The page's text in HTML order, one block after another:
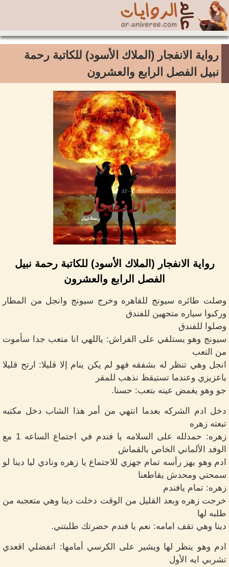
رواية الانفجار (الملاك الأسود) للكاتبة رحمة
نبيل الفصل الرابع والعشرون
رواية الانفجار (الملاك الأسود) للكاتبة رحمة نبيل
الفصل الرابع والعشرون
وصلت طائره سيونج للقاهره وخرج سيونج وانجل من المطار
وركبوا سياره متجهين للفندق
وصلوا للفندق
سيونج وهو يستلقي على الفراش: ياللهي انا متعب جدا سأموت
من التعب
انجل وهي تنظر له بشفقه فهو لم يكن ينام إلا قليلا: ارتح قليلا
ياعزيزي وعندما تستيقظ نذهب للمقر
جو وهو يغمض عينه بتعب: حسنا.
دخل ادم الشركه بعدما انتهي من أمر هذا الشاب دخل مكتبه
تبعته زهره
زهره: حمدلله على السلامه يا فندم في اجتماع الساعه 1 مع
الوفد الألماني الخاص بالقماش
ادم وهو يهز رأسه تمام جهزي للاجتماع يا زهره ونادي ليا دينا لو
سمحتي ومحدش يقاطعنا
زهره: تمام يافندم
خرجت زهره وبعد القليل من الوقت دخلت دينا وهي متعجبه من
طلبه لها
دينا وهي تقف امامه: نعم يا فندم حضرتك طلبتني.
ادم وهو ينظر لها ويشير على الكرسي أمامها: اتفضلي اقعدي
تشربي ايه الأول